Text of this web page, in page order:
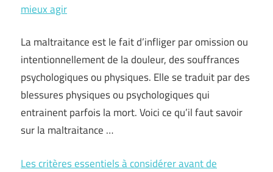
mieux agir
La maltraitance est le fait d’infliger par omission ou
intentionnellement de la douleur, des souffrances
psychologiques ou physiques. Elle se traduit par des
blessures physiques ou psychologiques qui
entrainent parfois la mort. Voici ce qu’il faut savoir
sur la maltraitance …
Les critères essentiels à considérer avant de